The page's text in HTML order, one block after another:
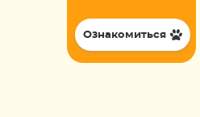
Ознакомиться